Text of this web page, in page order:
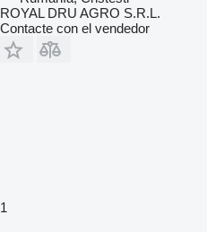
ROYAL DRU AGRO S.R.L.
Contacte con el vendedor
1